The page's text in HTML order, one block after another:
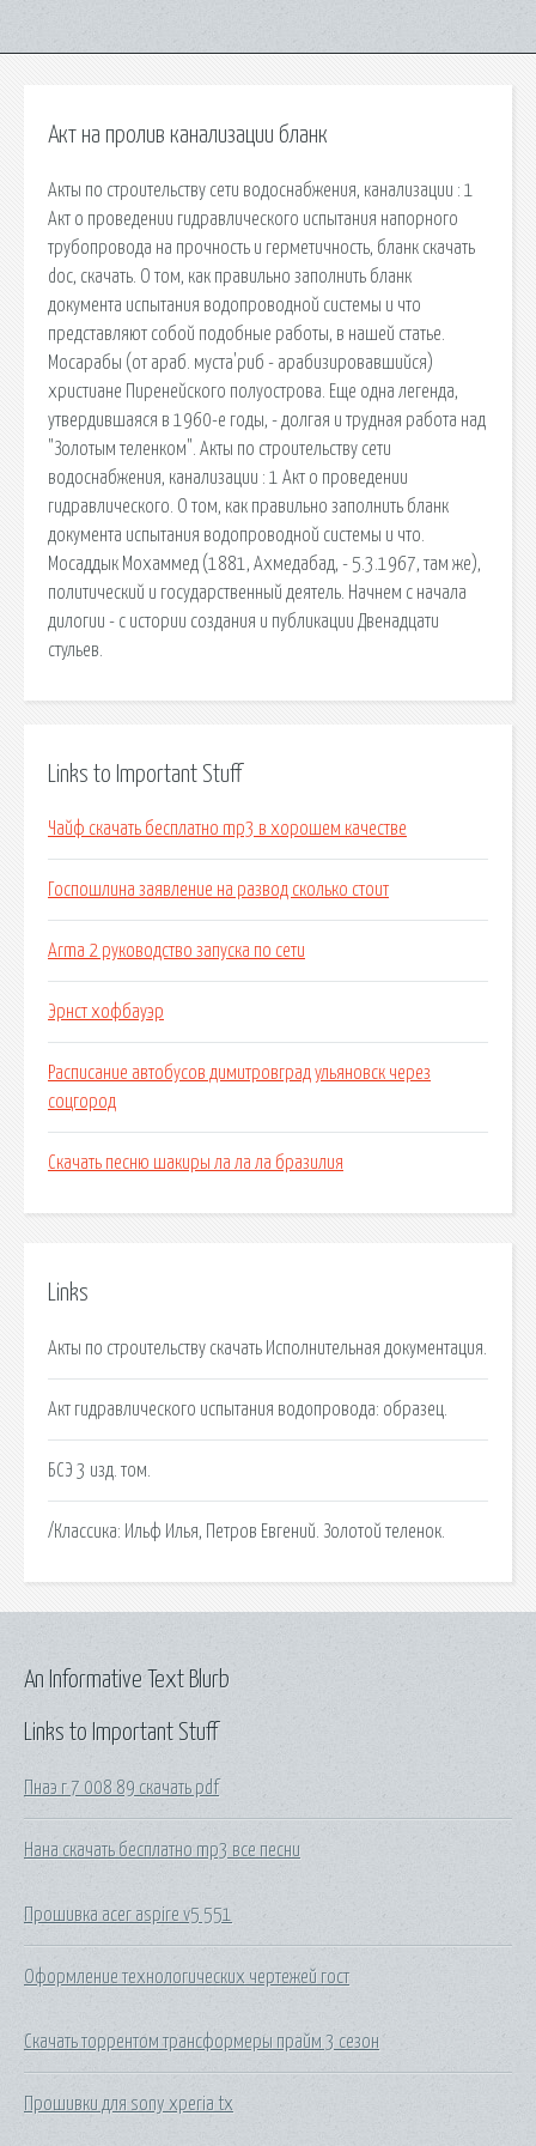
Акт на пролив канализации бланк
Акты по строительству сети водоснабжения, канализации : 1
Акт о проведении гидравлического испытания напорного
трубопровода на прочность и герметичность, бланк скачать
doc, скачать. О том, как правильно заполнить бланк
документа испытания водопроводной системы и что
представляют собой подобные работы, в нашей статье.
Мосарабы (от араб. муста'риб - арабизировавшийся)
христиане Пиренейского полуострова. Еще одна легенда,
утвердившаяся в 1960-е годы, - долгая и трудная работа над
"Золотым теленком". Акты по строительству сети
водоснабжения, канализации : 1 Акт о проведении
гидравлического. О том, как правильно заполнить бланк
документа испытания водопроводной системы и что.
Мосаддык Мохаммед (1881, Ахмедабад, - 5.3.1967, там же),
политический и государственный деятель. Начнем с начала
дилогии - с истории создания и публикации Двенадцати
стульев.
Links to Important Stuff
Чайф скачать бесплатно mp3 в хорошем качестве
Госпошлина заявление на развод сколько стоит
Arma 2 руководство запуска по сети
Эрнст хофбауэр
Расписание автобусов димитровград ульяновск через
соцгород
Скачать песню шакиры ла ла ла бразилия
Links
Акты по строительству скачать Исполнительная документация.
Акт гидравлического испытания водопровода: образец.
БСЭ 3 изд. том.
/Классика: Ильф Илья, Петров Евгений. Золотой теленок.
Links to Important Stuff
Пнаэ г 7 008 89 скачать pdf
Нана скачать бесплатно mp3 все песни
Прошивка acer aspire v5 551
Оформление технологических чертежей гост
Скачать торрентом трансформеры прайм 3 сезон
Прошивки для sony xperia tx
An Informative Text Blurb